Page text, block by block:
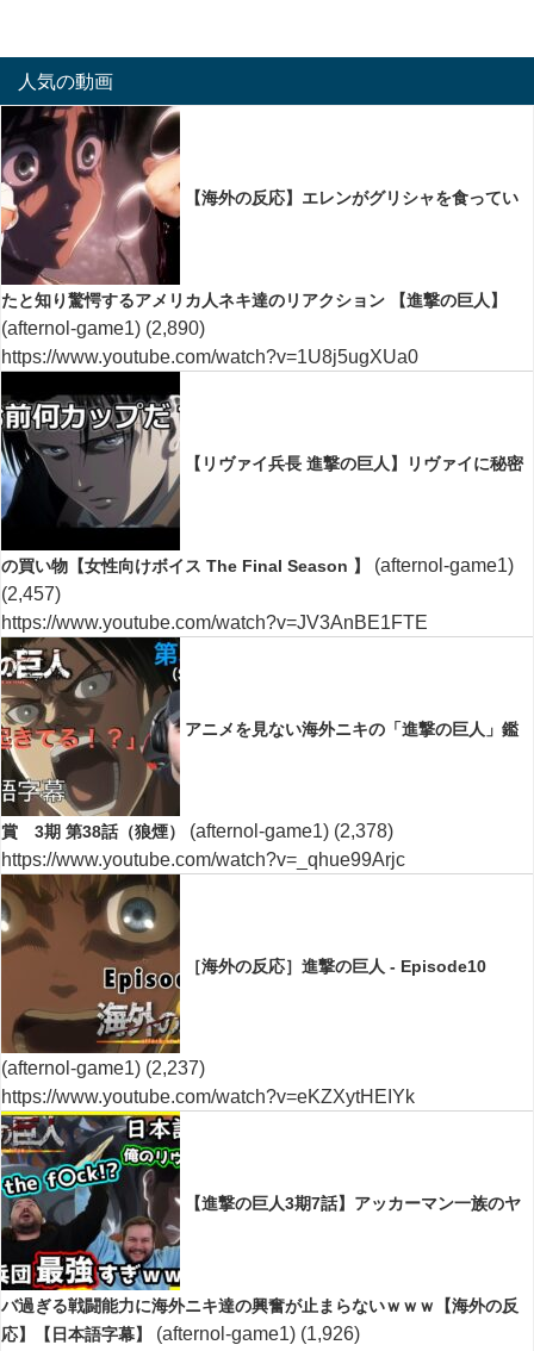
人気の動画
【海外の反応】エレンがグリシャを食ってい
たと知り驚愕するアメリカ人ネキ達のリアクション 【進撃の巨人】
(afternol-game1) (2,890)
https://www.youtube.com/watch?v=1U8j5ugXUa0
【リヴァイ兵長 進撃の巨人】リヴァイに秘密
の買い物【女性向けボイス The Final Season 】
(afternol-game1)
(2,457)
https://www.youtube.com/watch?v=JV3AnBE1FTE
アニメを見ない海外ニキの「進撃の巨人」鑑
賞 3期 第38話（狼煙） (afternol-game1) (2,378)
https://www.youtube.com/watch?v=_qhue99Arjc
［海外の反応］進撃の巨人 - Episode10
(afternol-game1) (2,237)
https://www.youtube.com/watch?v=eKZXytHEIYk
【進撃の巨人3期7話】アッカーマン一族のヤ
バ過ぎる戦闘能力に海外ニキ達の興奮が止まらないｗｗｗ【海外の反
応】【日本語字幕】
(afternol-game1) (1,926)